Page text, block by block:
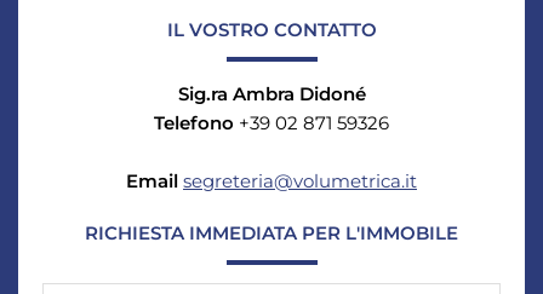
IL VOSTRO CONTATTO
Sig.ra Ambra Didoné
Telefono +39 02 871 59326
Email segreteria@volumetrica.it
RICHIESTA IMMEDIATA PER L'IMMOBILE